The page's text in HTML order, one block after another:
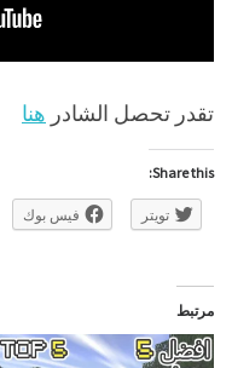
تقدر تحصل الشادر هنا
Share this:
تويتر فيس بوك
مرتبط